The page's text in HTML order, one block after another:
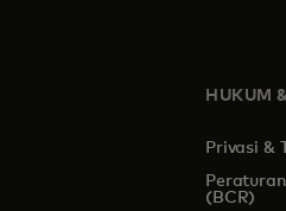
tab
HUKUM
Privasi &
(BCR)